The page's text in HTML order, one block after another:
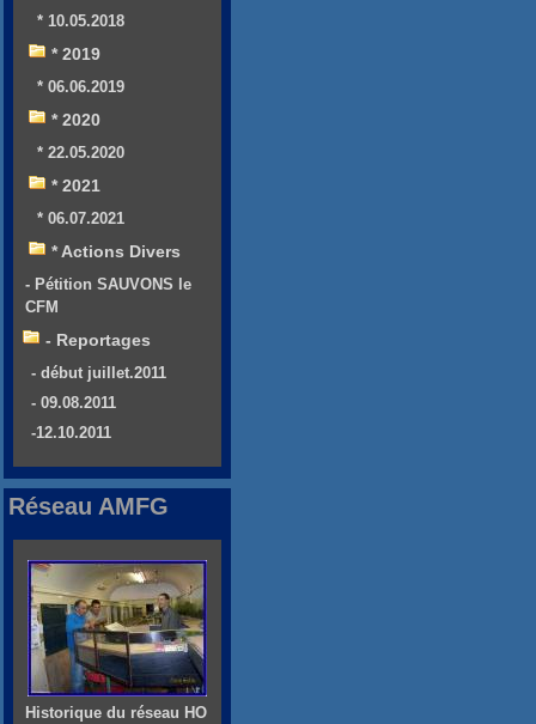
* 10.05.2018
* 2019
* 06.06.2019
* 2020
* 22.05.2020
* 2021
* 06.07.2021
* Actions Divers
- Pétition SAUVONS le
CFM
- Reportages
- début juillet.2011
- 09.08.2011
-12.10.2011
Réseau AMFG
Historique du réseau HO